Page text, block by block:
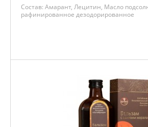
Состав: Амарант, Лецитин, Масло
рафинированное дезодорированное